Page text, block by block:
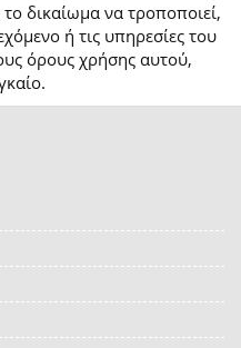
δικαίωμα να τροποποιεί,
ή τις υπηρεσίες του
όρους χρήσης αυτού,